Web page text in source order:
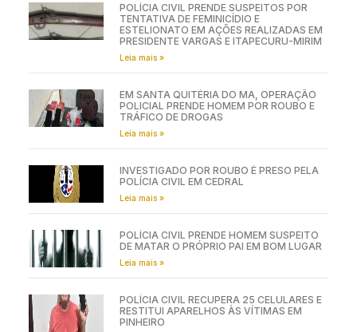
POLÍCIA CIVIL PRENDE SUSPEITOS POR
TENTATIVA DE FEMINICÍDIO E
ESTELIONATO EM AÇÕES REALIZADAS EM
PRESIDENTE VARGAS E ITAPECURU-MIRIM
Leia mais »
EM SANTA QUITÉRIA DO MA, OPERAÇÃO
POLICIAL PRENDE HOMEM POR ROUBO E
TRÁFICO DE DROGAS
Leia mais »
INVESTIGADO POR ROUBO É PRESO PELA
POLÍCIA CIVIL EM CEDRAL
Leia mais »
POLÍCIA CIVIL PRENDE HOMEM SUSPEITO
DE MATAR O PRÓPRIO PAI EM BOM LUGAR
Leia mais »
POLÍCIA CIVIL RECUPERA 25 CELULARES E
RESTITUI APARELHOS ÀS VÍTIMAS EM
PINHEIRO